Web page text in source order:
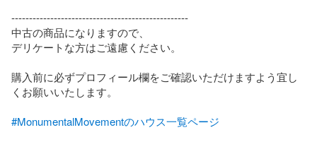
--------------------------------------------------
中古の商品になりますので、
デリケートな方はご遠慮ください。
購入前に必ずプロフィール欄をご確認いただけますよう宜し
くお願いいたします。
#MonumentalMovementのハウス一覧ページ